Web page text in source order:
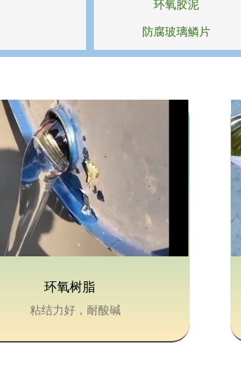
环氧树脂
粘结力好，耐酸碱
环氧胶泥
防腐玻璃鳞片